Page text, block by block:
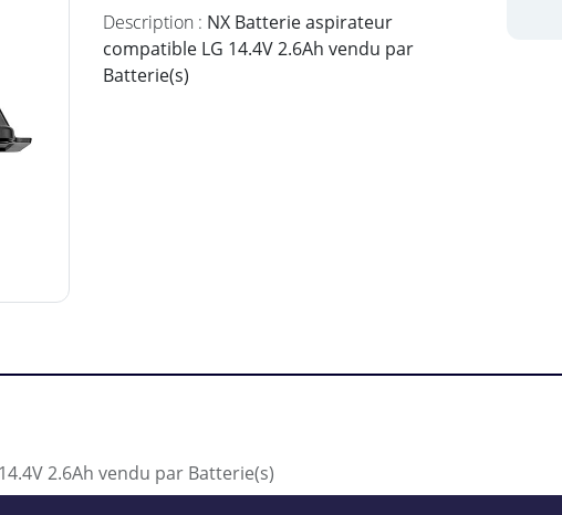
Description : NX Batterie aspirateur
compatible LG 14.4V 2.6Ah vendu par
Batterie(s)
2.6Ah vendu par Batterie(s)